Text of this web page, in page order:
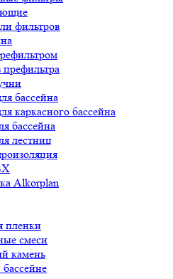
фильтров
бассейна
каркасного бассейна
бассейна
лестниц
Alkorplan
пленки
смеси
камень